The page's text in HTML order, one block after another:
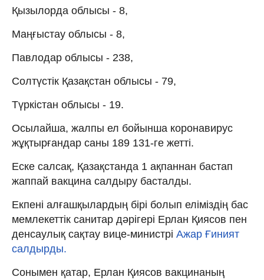
Қызылорда облысы - 8,
Маңғыстау облысы - 8,
Павлодар облысы - 238,
Солтүстік Қазақстан облысы - 79,
Түркістан облысы - 19.
Осылайша, жалпы ел бойынша коронавирус
жұқтырғандар саны 189 131-ге жетті.
Еске салсақ, Қазақстанда 1 ақпаннан бастап
жаппай вакцина салдыру басталды.
Екпені алғашқылардың бірі болып еліміздің бас
мемлекеттік санитар дәрігері Ерлан Қиясов пен
денсаулық сақтау вице-министрі Ажар Ғиният
салдырды.
Сонымен қатар, Ерлан Қиясов вакцинаның